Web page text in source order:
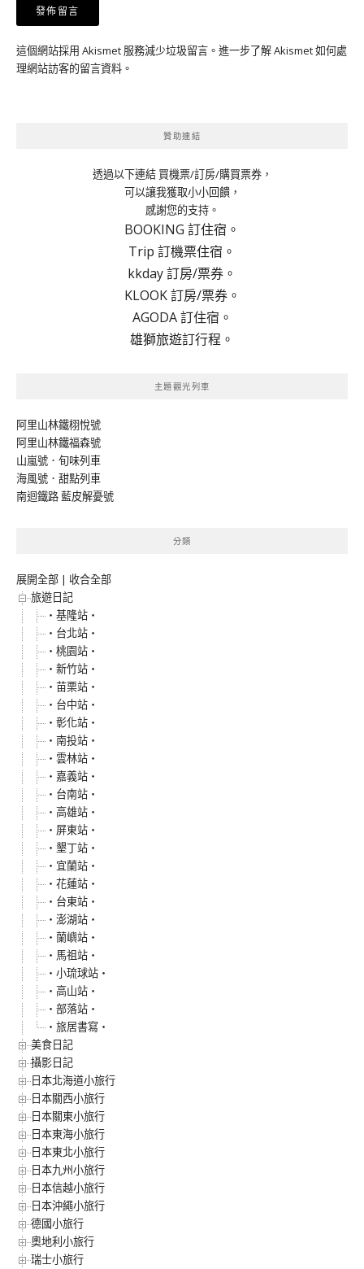
這個網站採用 Akismet 服務減少垃圾留言。 進一步了解 Akismet 如何處
理網站訪客的留言資料 。
贊助連結
透過以下連結 買機票/訂房/購買票券，
可以讓我獲取小小回饋，
感謝您的支持。
BOOKING 訂住宿。
Trip 訂機票住宿。
kkday 訂房/票券。
KLOOK 訂房/票券。
AGODA 訂住宿。
雄獅旅遊訂行程。
主題觀光列車
阿里山林鐵栩悅號
阿里山林鐵福森號
山嵐號．旬味列車
海風號．甜點列車
南迴鐵路 藍皮解憂號
分類
展開全部 | 收合全部
旅遊日記
‧基隆站‧
‧台北站‧
‧桃園站‧
‧新竹站‧
‧苗栗站‧
‧台中站‧
‧彰化站‧
‧南投站‧
‧雲林站‧
‧嘉義站‧
‧台南站‧
‧高雄站‧
‧屏東站‧
‧墾丁站‧
‧宜蘭站‧
‧花蓮站‧
‧台東站‧
‧澎湖站‧
‧蘭嶼站‧
‧馬祖站‧
‧小琉球站‧
‧高山站‧
‧部落站‧
‧旅居書寫‧
美食日記
攝影日記
日本北海道小旅行
日本關西小旅行
日本關東小旅行
日本東海小旅行
日本東北小旅行
日本九州小旅行
日本信越小旅行
日本沖繩小旅行
德國小旅行
奧地利小旅行
瑞士小旅行